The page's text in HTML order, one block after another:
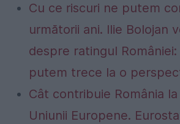
Cu ce riscuri ne putem
următorii ani. Ilie Bolojan
despre ratingul
putem trece la o
Cât contribuie România
Uniunii Europene.